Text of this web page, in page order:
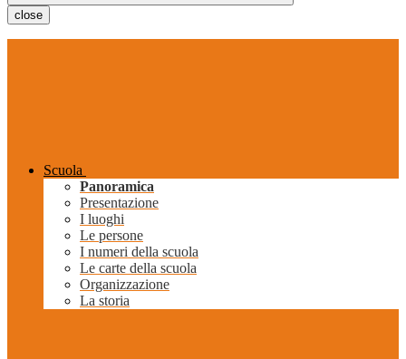
close
Scuola
Panoramica
Presentazione
I luoghi
Le persone
I numeri della scuola
Le carte della scuola
Organizzazione
La storia